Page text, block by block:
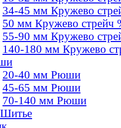
34-45 мм Кружево
50 мм Кружево стрейч
55-90 мм Кружево
140-180 мм Кружево
20-40 мм Рюши
45-65 мм Рюши
70-140 мм Рюши